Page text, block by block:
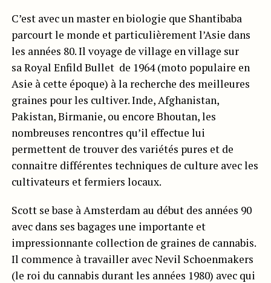
C’est avec un master en biologie que Shantibaba
parcourt le monde et particulièrement l’Asie dans
les années 80. Il voyage de village en village sur
sa Royal Enfild Bullet de 1964 (moto populaire en
Asie à cette époque) à la recherche des meilleures
graines pour les cultiver. Inde, Afghanistan,
Pakistan, Birmanie, ou encore Bhoutan, les
nombreuses rencontres qu’il effectue lui
permettent de trouver des variétés pures et de
connaitre différentes techniques de culture avec les
cultivateurs et fermiers locaux.
Scott se base à Amsterdam au début des années 90
avec dans ses bagages une importante et
impressionnante collection de graines de cannabis.
Il commence à travailler avec Nevil Schoenmakers
(le roi du cannabis durant les années 1980) avec qui